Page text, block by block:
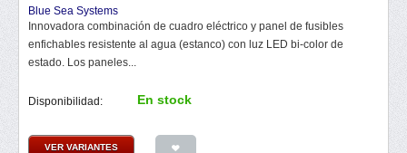
Blue Sea Systems
Innovadora combinación de cuadro eléctrico y panel de fusibles
enfichables resistente al agua (estanco) con luz LED bi-color de
estado. Los paneles...
Disponibilidad: En stock
VER VARIANTES